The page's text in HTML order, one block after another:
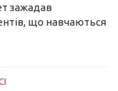
зажадав
що навчаються